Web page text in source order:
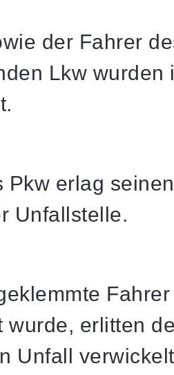
der Fahrer
Lkw wurden
Pkw erlag seinen
Unfallstelle.
wurde, erlitten
Unfall